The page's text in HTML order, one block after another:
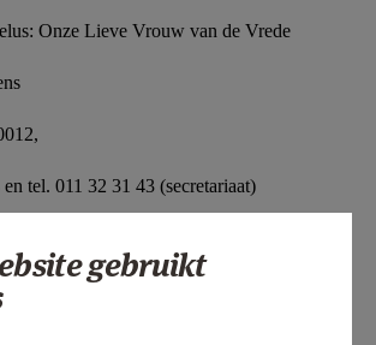
Onze Lieve Vrouw van de Vrede
tel. 011 32 31 43 (secretariaat)
gebruikt